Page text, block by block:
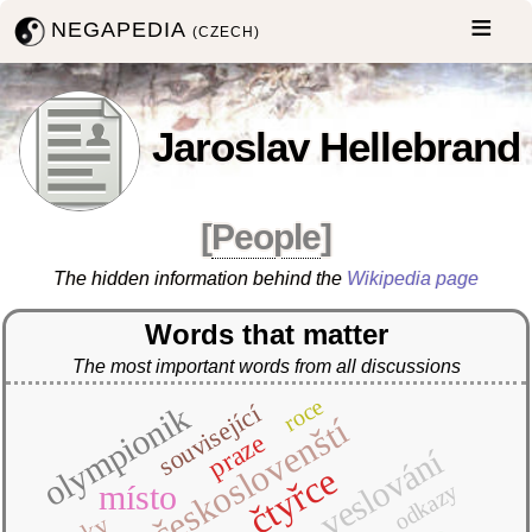
NEGAPEDIA(CZECH)
Jaroslav Hellebrand
[People]
The hidden information behind the Wikipedia page
Words that matter
The most important words from all discussions
čtyřce
českoslovenští
místo
olympionik veslování
praze
související
odkazy
roce